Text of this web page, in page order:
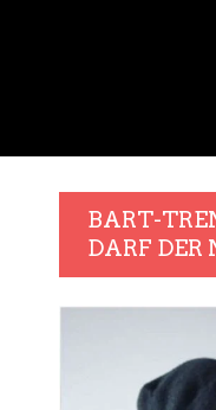
BART-
DARF DER